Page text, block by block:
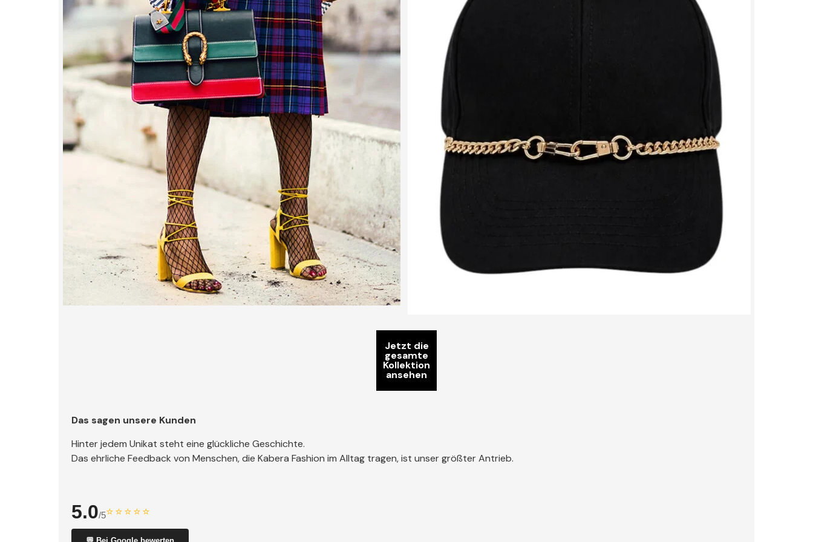
Jetzt die
gesamte
Kollektion
ansehen
Das sagen unsere Kunden
Hinter jedem Unikat steht eine glückliche Geschichte.
Das ehrliche Feedback von Menschen, die Kabera Fashion im Alltag tragen, ist unser größter Antrieb.
5.0/5⭐⭐⭐⭐⭐